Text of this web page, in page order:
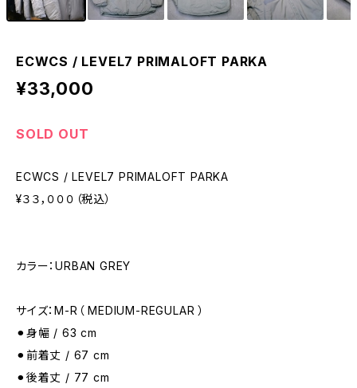
ECWCS / LEVEL7 PRIMALOFT PARKA
¥33,000
SOLD OUT
ECWCS / LEVEL7 PRIMALOFT PARKA
¥３３，０００（税込）
カラー：URBAN GREY
サイズ：M-R（ MEDIUM-REGULAR ）
⚫︎身幅 / 63 cm
⚫︎前着丈 / 67 cm
⚫︎後着丈 / 77 cm